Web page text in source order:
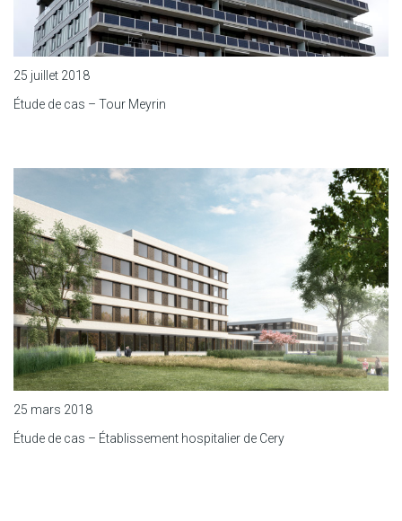
25 juillet 2018
Étude de cas – Tour Meyrin
25 mars 2018
Étude de cas – Établissement hospitalier de Cery